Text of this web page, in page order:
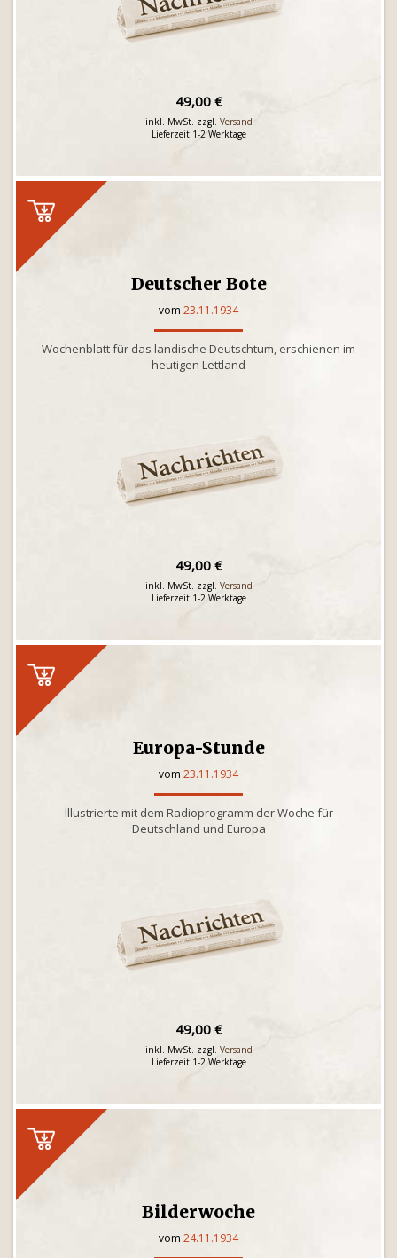
49,00 €
inkl. MwSt. zzgl. Versand
Lieferzeit 1-2 Werktage
Deutscher Bote
vom 23.11.1934
Wochenblatt für das landische Deutschtum, erschienen im
heutigen Lettland
49,00 €
inkl. MwSt. zzgl. Versand
Lieferzeit 1-2 Werktage
Europa-Stunde
vom 23.11.1934
Illustrierte mit dem Radioprogramm der Woche für
Deutschland und Europa
49,00 €
inkl. MwSt. zzgl. Versand
Lieferzeit 1-2 Werktage
Bilderwoche
vom 24.11.1934